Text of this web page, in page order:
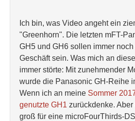
Ich bin, was Video angeht ein
"Greenhorn". Die letzten mFT-
GH5 und GH6 sollen immer
Geschäft sein. Was mich an
immer störte: Mit zunehmender
wurde die Panasonic GH-Reihe
Wenn ich an meine Sommer
genutzte GH1 zurückdenke.
groß für eine microFourThirds-